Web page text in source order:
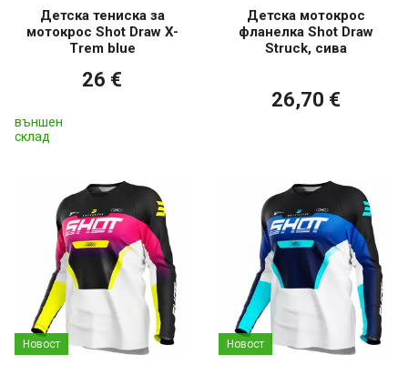
Детска тениска за
мотокрос Shot Draw X-
Trem blue
26 €
външен
склад
Детска мотокрос
фланелка Shot Draw
Struck, сива
26,70 €
Новост Новост